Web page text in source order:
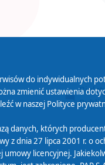
do indywidualnych
zmienić ustawienia
w naszej Polityce
danych, których
z dnia 27 lipca 2001 r. o
umowy licencyjnej.